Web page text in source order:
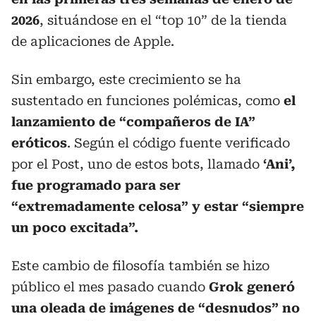
2026, situándose en el “top 10” de la tienda
de aplicaciones de Apple.
Sin embargo, este crecimiento se ha
sustentado en funciones polémicas, como el
lanzamiento de “compañeros de IA”
eróticos. Según el código fuente verificado
por el Post, uno de estos bots, llamado ‘Ani’,
fue programado para ser
“extremadamente celosa” y estar “siempre
un poco excitada”.
Este cambio de filosofía también se hizo
público el mes pasado cuando Grok generó
una oleada de imágenes de “desnudos” no